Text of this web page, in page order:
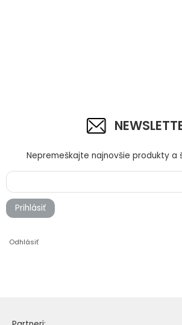
Nepremeškajte najnovšie produkty a
Prihlásiť
Odhlásiť